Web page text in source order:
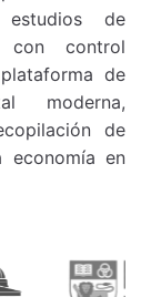
estudios de
con control
de
moderna,
de
economía en